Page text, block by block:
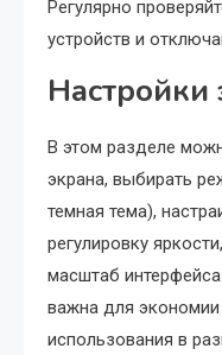
Регулярно
устройств и
Настройки
В этом разделе
экрана, выбирать
темная тема),
регулировку
масштаб
важна для
использования в